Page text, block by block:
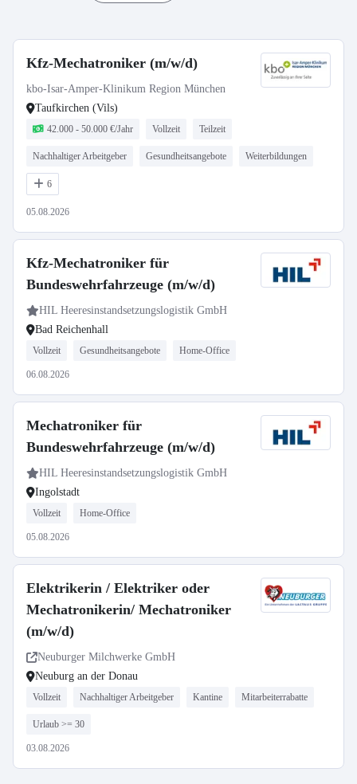
Kfz-Mechatroniker (m/w/d)
kbo-Isar-Amper-Klinikum Region München
Taufkirchen (Vils)
42.000 - 50.000 €/Jahr Vollzeit Teilzeit
Nachhaltiger Arbeitgeber Gesundheitsangebote Weiterbildungen
6
05.08.2026
Kfz-Mechatroniker für
Bundeswehrfahrzeuge (m/w/d)
HIL Heeresinstandsetzungslogistik GmbH
Bad Reichenhall
Vollzeit Gesundheitsangebote Home-Office
06.08.2026
Mechatroniker für
Bundeswehrfahrzeuge (m/w/d)
HIL Heeresinstandsetzungslogistik GmbH
Ingolstadt
Vollzeit Home-Office
05.08.2026
Elektrikerin / Elektriker oder
Mechatronikerin/ Mechatroniker
(m/w/d)
Neuburger Milchwerke GmbH
Neuburg an der Donau
Vollzeit Nachhaltiger Arbeitgeber Kantine Mitarbeiterrabatte
Urlaub >= 30
03.08.2026